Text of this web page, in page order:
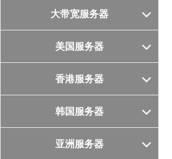
大带宽服务器
美国服务器
香港服务器
韩国服务器
亚洲服务器